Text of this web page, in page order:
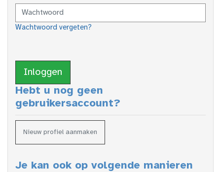
Wachtwoord vergeten?
Inloggen
Hebt u nog geen
gebruikersaccount?
Nieuw profiel aanmaken
Je kan ook op volgende manieren